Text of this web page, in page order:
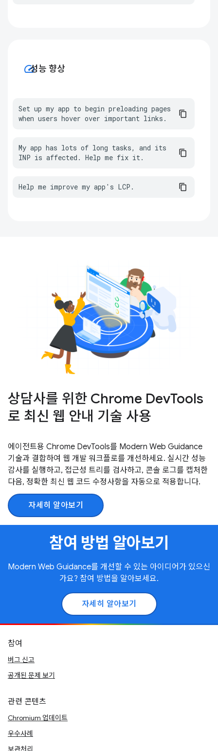
speed성능 향상
Set up my app to begin preloading pages
when users hover over important links.
My app has lots of long tasks, and its
INP is affected. Help me fix it.
Help me improve my app's LCP.
상담사를 위한 Chrome DevTools
로 최신 웹 안내 기술 사용
에이전트용 Chrome DevTools를 Modern Web Guidance
기술과 결합하여 웹 개발 워크플로를 개선하세요. 실시간 성능
감사를 실행하고, 접근성 트리를 검사하고, 콘솔 로그를 캡처한
다음, 정확한 최신 웹 코드 수정사항을 자동으로 적용합니다.
자세히 알아보기
참여 방법 알아보기
Modern Web Guidance를 개선할 수 있는 아이디어가 있으신
가요? 참여 방법을 알아보세요.
자세히 알아보기
참여
버그 신고
공개된 문제 보기
관련 콘텐츠
Chromium 업데이트
우수사례
보관처리